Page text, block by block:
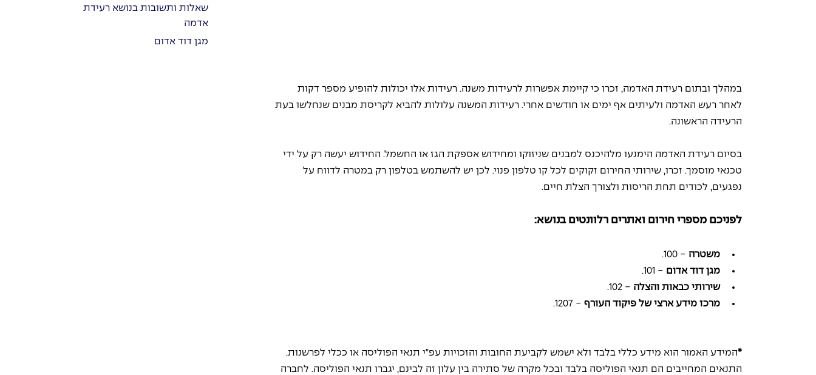
במהלך ובתום רעידת האדמה, זכרו כי קיימת אפשרות לרעידות משנה. רעידות אלו יכולות להופיע מספר דקות
לאחר רעש האדמה ולעיתים אף ימים או חודשים אחרי. רעידות המשנה עלולות להביא לקריסת מבנים שנחלשו בעת
הרעידה הראשונה.
בסיום רעידת האדמה הימנעו מלהיכנס למבנים שניזוקו ומחידוש אספקת הגז או החשמל. החידוש יעשה רק על ידי
טכנאי מוסמך. זכרו, שירותי החירום זקוקים לכל קו טלפון פנוי. לכן יש להשתמש בטלפון רק במטרה לדווח על
נפגעים, לכודים תחת הריסות ולצורך הצלת חיים.
לפניכם מספרי חירום ואתרים רלוונטים בנושא:
משטרה - 100.
מגן דוד אדום - 101.
שירותי כבאות והצלה - 102.
מרכז מידע ארצי של פיקוד העורף - 1207.
*המידע האמור הוא מידע כללי בלבד ולא ישמש לקביעת החובות והזכויות עפ"י תנאי הפוליסה או ככלי לפרשנות.
התנאים המחייבים הם תנאי הפוליסה בלבד ובכל מקרה של סתירה בין עלון זה לבינם, יגברו תנאי הפוליסה. לחברה
שאלות ותשובות בנושא רעידת
אדמה
מגן דוד אדום